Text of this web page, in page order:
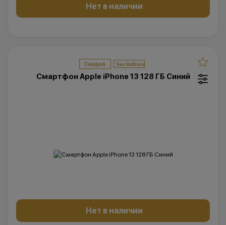
Нет в наличии
Скидка
Смартфон Apple iPhone 13 128 ГБ Синий
Нет в наличии